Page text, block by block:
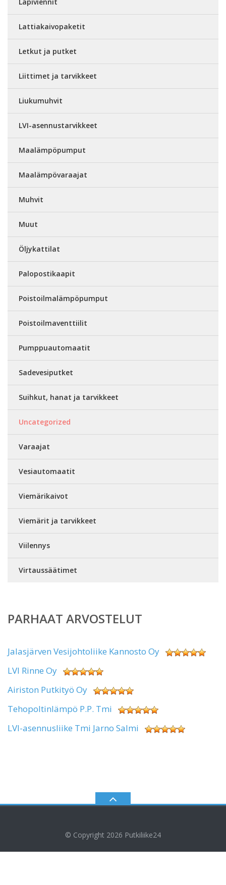
Lattiakaivopaketit
Letkut ja putket
Liittimet ja tarvikkeet
Liukumuhvit
LVI-asennustarvikkeet
Maalämpöpumput
Maalämpövaraajat
Muhvit
Muut
Öljykattilat
Palopostikaapit
Poistoilmalämpöpumput
Poistoilmaventtiilit
Pumppuautomaatit
Sadevesiputket
Suihkut, hanat ja tarvikkeet
Uncategorized
Varaajat
Vesiautomaatit
Viemärikaivot
Viemärit ja tarvikkeet
Viilennys
Virtaussäätimet
PARHAAT ARVOSTELUT
Jalasjärven Vesijohtoliike Kannosto Oy
LVI Rinne Oy
Airiston Putkityö Oy
Tehopoltinlämpö P.P. Tmi
LVI-asennusliike Tmi Jarno Salmi
© Copyright 2026 Putkiliike24